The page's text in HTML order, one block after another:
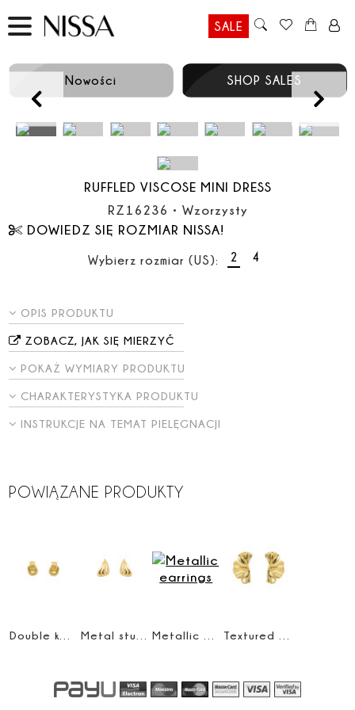
SALE
Nowości SHOP SALES
Prev
RUFFLED VISCOSE MINI DRESS
RZ16236 • Wzorzysty
DOWIEDZ SIĘ ROZMIAR NISSA!
Wybierz rozmiar (US): 2 4
OPIS PRODUKTU
ZOBACZ, JAK SIĘ MIERZYĆ
POKAŻ WYMIARY PRODUKTU
CHARAKTERYSTYKA PRODUKTU
INSTRUKCJE NA TEMAT PIELĘGNACJI
POWIĄZANE PRODUKTY